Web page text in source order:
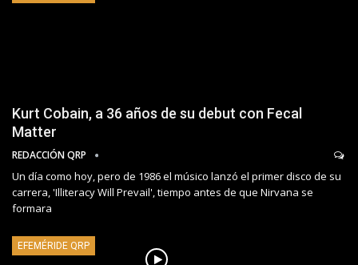
Kurt Cobain, a 36 años de su debut con Fecal
Matter
REDACCIÓN QRP
Un día como hoy, pero de 1986 el músico lanzó el primer disco de su
carrera, 'Illiteracy Will Prevail', tiempo antes de que Nirvana se
formara
EFEMÉRIDE QRP